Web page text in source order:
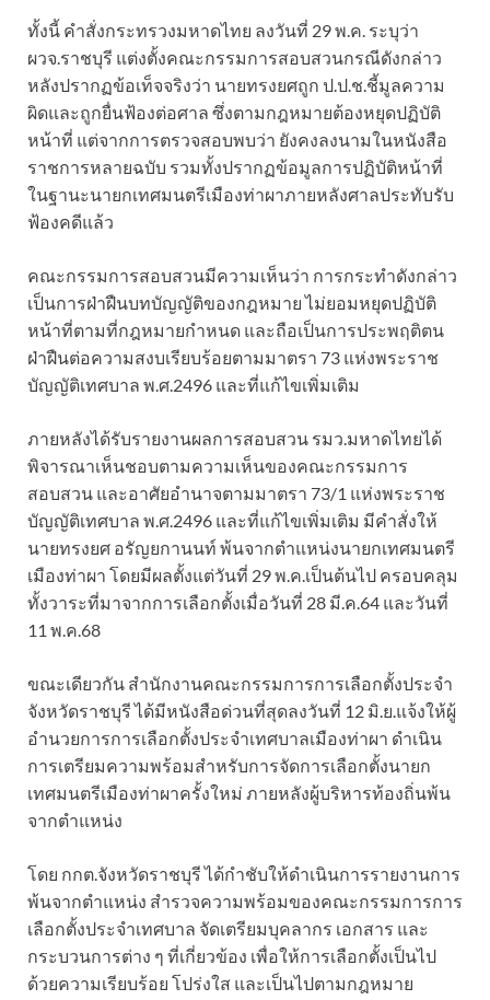
ทั้งนี้ คำสั่งกระทรวงมหาดไทย ลงวันที่ 29 พ.ค. ระบุว่า
ผวจ.ราชบุรี แต่งตั้งคณะกรรมการสอบสวนกรณีดังกล่าว
หลังปรากฏข้อเท็จจริงว่า นายทรงยศถูก ป.ป.ช.ชี้มูลความ
ผิดและถูกยื่นฟ้องต่อศาล ซึ่งตามกฎหมายต้องหยุดปฏิบัติ
หน้าที่ แต่จากการตรวจสอบพบว่า ยังคงลงนามในหนังสือ
ราชการหลายฉบับ รวมทั้งปรากฏข้อมูลการปฏิบัติหน้าที่
ในฐานะนายกเทศมนตรีเมืองท่าผาภายหลังศาลประทับรับ
ฟ้องคดีแล้ว
คณะกรรมการสอบสวนมีความเห็นว่า การกระทำดังกล่าว
เป็นการฝ่าฝืนบทบัญญัติของกฎหมาย ไม่ยอมหยุดปฏิบัติ
หน้าที่ตามที่กฎหมายกำหนด และถือเป็นการประพฤติตน
ฝ่าฝืนต่อความสงบเรียบร้อยตามมาตรา 73 แห่งพระราช
บัญญัติเทศบาล พ.ศ.2496 และที่แก้ไขเพิ่มเติม
ภายหลังได้รับรายงานผลการสอบสวน รมว.มหาดไทยได้
พิจารณาเห็นชอบตามความเห็นของคณะกรรมการ
สอบสวน และอาศัยอำนาจตามมาตรา 73/1 แห่งพระราช
บัญญัติเทศบาล พ.ศ.2496 และที่แก้ไขเพิ่มเติม มีคำสั่งให้
นายทรงยศ อรัญยกานนท์ พ้นจากตำแหน่งนายกเทศมนตรี
เมืองท่าผา โดยมีผลตั้งแต่วันที่ 29 พ.ค.เป็นต้นไป ครอบคลุม
ทั้งวาระที่มาจากการเลือกตั้งเมื่อวันที่ 28 มี.ค.64 และวันที่
11 พ.ค.68
ขณะเดียวกัน สำนักงานคณะกรรมการการเลือกตั้งประจำ
จังหวัดราชบุรี ได้มีหนังสือด่วนที่สุดลงวันที่ 12 มิ.ย.แจ้งให้ผู้
อำนวยการการเลือกตั้งประจำเทศบาลเมืองท่าผา ดำเนิน
การเตรียมความพร้อมสำหรับการจัดการเลือกตั้งนายก
เทศมนตรีเมืองท่าผาครั้งใหม่ ภายหลังผู้บริหารท้องถิ่นพ้น
จากตำแหน่ง
โดย กกต.จังหวัดราชบุรี ได้กำชับให้ดำเนินการรายงานการ
พ้นจากตำแหน่ง สำรวจความพร้อมของคณะกรรมการการ
เลือกตั้งประจำเทศบาล จัดเตรียมบุคลากร เอกสาร และ
กระบวนการต่าง ๆ ที่เกี่ยวข้อง เพื่อให้การเลือกตั้งเป็นไป
ด้วยความเรียบร้อย โปร่งใส และเป็นไปตามกฎหมาย